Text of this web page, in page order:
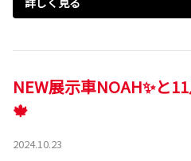
NEW展示車NOAH✨と
🍁
2024.10.23